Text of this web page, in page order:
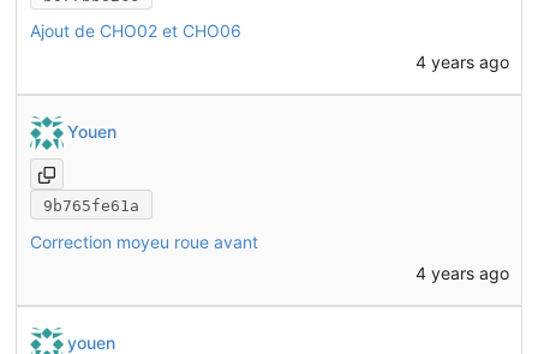
Ajout de CHO02 et CHO06
4 years ago
Youen
9b765fe61a
Correction moyeu roue avant
4 years ago
youen